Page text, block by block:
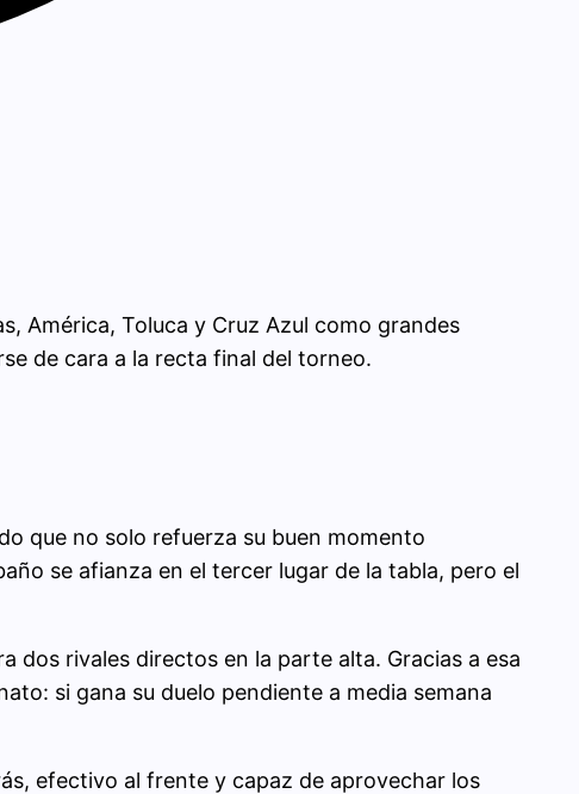
América, Toluca y Cruz Azul como grandes
de cara a la recta final del torneo.
que no solo refuerza su buen momento
se afianza en el tercer lugar de la tabla, pero el
dos rivales directos en la parte alta. Gracias a esa
si gana su duelo pendiente a media semana
efectivo al frente y capaz de aprovechar los